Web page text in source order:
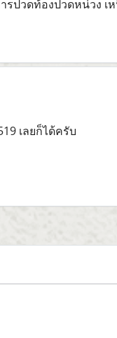
รปวดท้องปวดหน่วง
เลยก็ได้ครับ